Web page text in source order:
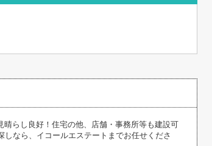
らし良好！住宅の他、店舗・事務所等も建設可
なら、イコールエステートまでお任せくださ